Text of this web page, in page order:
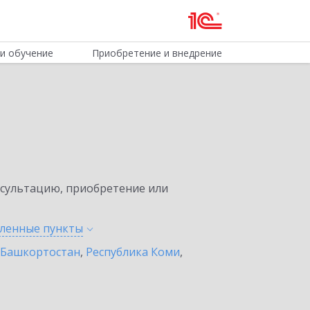
обучение Приобретение и внедрение
приобретение или
пункты
, Республика Коми,